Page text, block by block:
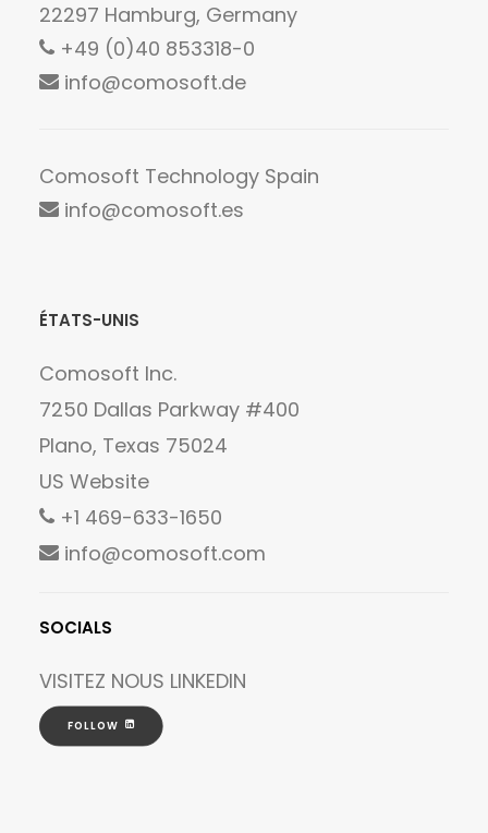
22297 Hamburg, Germany
+49 (0)40 853318-0
info@comosoft.de
Comosoft Technology Spain
info@comosoft.es
ÉTATS-UNIS
Comosoft Inc.
7250 Dallas Parkway #400
Plano, Texas 75024
US Website
+1 469-633-1650
info@comosoft.com
SOCIALS
VISITEZ NOUS LINKEDIN
FOLLOW